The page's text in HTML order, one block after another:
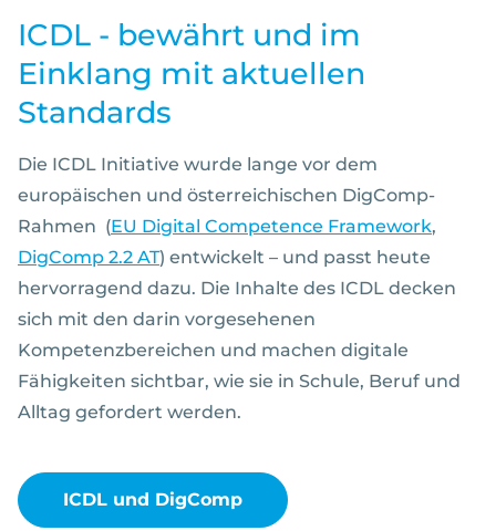
ICDL - bewährt und im
Einklang mit aktuellen
Standards
Die ICDL Initiative wurde lange vor dem
europäischen und österreichischen DigComp-
Rahmen (EU Digital Competence Framework,
DigComp 2.2 AT) entwickelt – und passt heute
hervorragend dazu. Die Inhalte des ICDL decken
sich mit den darin vorgesehenen
Kompetenzbereichen und machen digitale
Fähigkeiten sichtbar, wie sie in Schule, Beruf und
Alltag gefordert werden.
ICDL und DigComp